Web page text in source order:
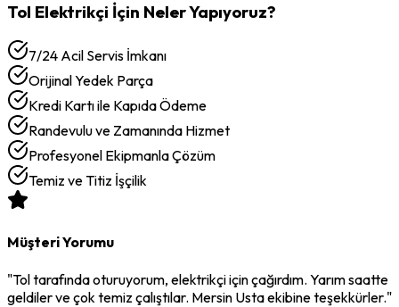
Tol Elektrikçi İçin Neler Yapıyoruz?
7/24 Acil Servis İmkanı
Orijinal Yedek Parça
Kredi Kartı ile Kapıda Ödeme
Randevulu ve Zamanında Hizmet
Profesyonel Ekipmanla Çözüm
Temiz ve Titiz İşçilik
Müşteri Yorumu
"Toltarafında oturuyorum, elektrikçiiçin çağırdım. Yarım saatte
geldiler ve çok temiz çalıştılar. Mersin Usta ekibine teşekkürler."